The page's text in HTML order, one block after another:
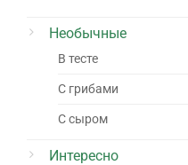
Необычные
В тесте
С грибами
С сыром
Интересно